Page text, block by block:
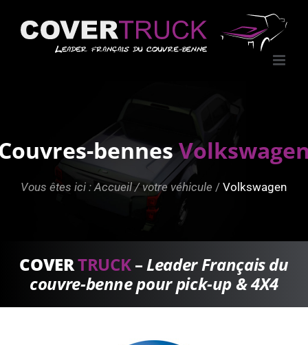
Vous êtes ici :Accueil/ votre véhicule /Volkswagen
bennes
COVERTRUCK–Leader Français du
couvre-benne pour pick-up & 4X4